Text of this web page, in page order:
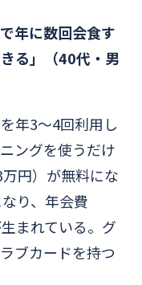
年に数回会食す
る」（40代・男
年3〜4回利用し
ングを使うだけ
円）が無料にな
り、年会費
まれている。グ
ブカードを持つ